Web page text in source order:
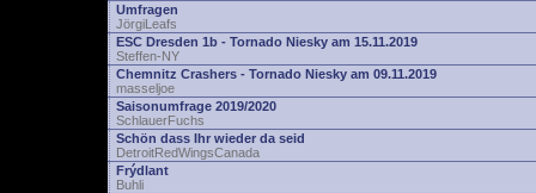
Umfragen
JörgiLeafs
ESC Dresden 1b - Tornado Niesky am 15.11.2019
Steffen-NY
Chemnitz Crashers - Tornado Niesky am 09.11.2019
masseljoe
Saisonumfrage 2019/2020
SchlauerFuchs
Schön dass Ihr wieder da seid
DetroitRedWingsCanada
Frýdlant
Buhli